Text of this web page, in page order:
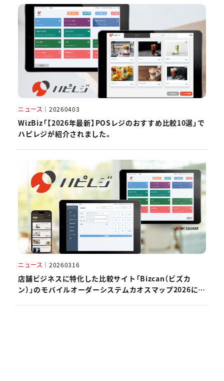
ニュース ｜ 20260403
WizBiz「【2026年最新】POSレジのおすすめ比較10選」で
ハピレジが紹介されました。
ニュース ｜ 20260316
店舗ビジネスに特化した比較サイト「Bizcan（ビズカ
ン）」のモバイルオーダーシステムカオスマップ2026にハ